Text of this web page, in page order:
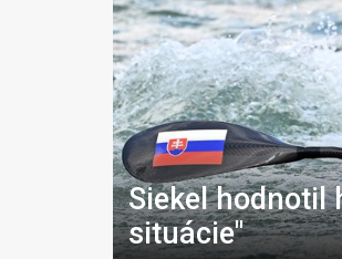
Siekel hodnotil
situácie"